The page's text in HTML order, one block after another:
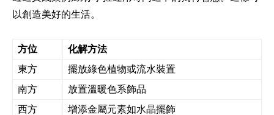
以創造美好的生活。
方位
化解方法
東方
擺放綠色植物或流水裝置
南方
放置溫暖色系飾品
西方
增添金屬元素如水晶擺飾